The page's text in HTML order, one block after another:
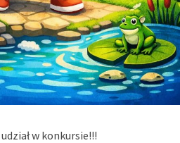
w konkursie!!!